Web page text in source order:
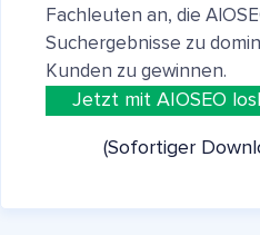
Fachleuten an, die
Suchergebnisse zu
Kunden zu gewinnen.
Jetzt mit AIOSEO
(Sofortiger